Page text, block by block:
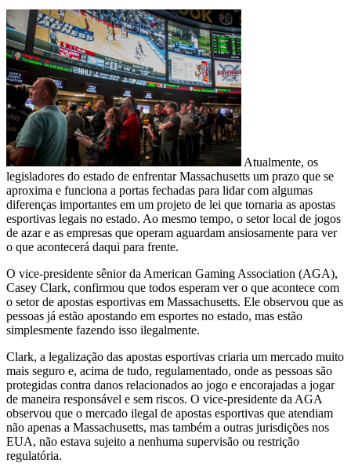
Atualmente, os
legisladores do estado de enfrentar Massachusetts um prazo que se
aproxima e funciona a portas fechadas para lidar com algumas
diferenças importantes em um projeto de lei que tornaria as apostas
esportivas legais no estado. Ao mesmo tempo, o setor local de jogos
de azar e as empresas que operam aguardam ansiosamente para ver
o que acontecerá daqui para frente.
O vice-presidente sênior da American Gaming Association (AGA),
Casey Clark, confirmou que todos esperam ver o que acontece com
o setor de apostas esportivas em Massachusetts. Ele observou que as
pessoas já estão apostando em esportes no estado, mas estão
simplesmente fazendo isso ilegalmente.
Clark, a legalização das apostas esportivas criaria um mercado muito
mais seguro e, acima de tudo, regulamentado, onde as pessoas são
protegidas contra danos relacionados ao jogo e encorajadas a jogar
de maneira responsável e sem riscos. O vice-presidente da AGA
observou que o mercado ilegal de apostas esportivas que atendiam
não apenas a Massachusetts, mas também a outras jurisdições nos
EUA, não estava sujeito a nenhuma supervisão ou restrição
regulatória.